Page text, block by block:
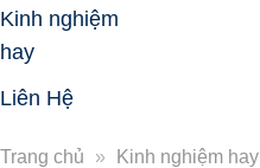
Kinh nghiệm
hay
Liên Hệ
Trang chủ » Kinh nghiệm hay